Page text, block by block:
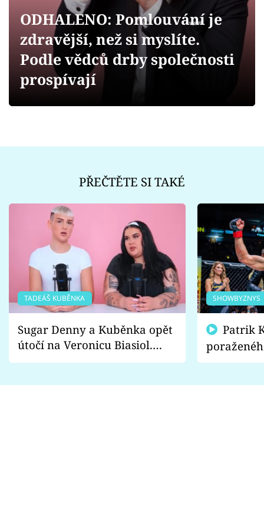
Videa
Sledujte prima+
ODHALENO: Pomlouvání je
zdravější, než si myslíte.
Podle vědců drby společnosti
prospívají
PŘEČTĚTE SI TAKÉ
TADEÁŠ KUBĚNKA
Sugar Denny a Kuběnka opět
útočí na Veronicu Biasiol.
Proč je podle nich falešná a
SHOWBYZNYS
fanoušci